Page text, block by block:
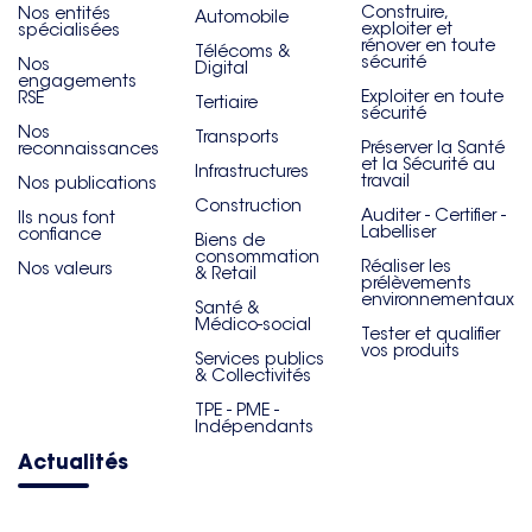
Nos entités
spécialisées
Nos
engagements
RSE
Nos
reconnaissances
Nos publications
Ils nous font
confiance
Nos valeurs
Automobile
Télécoms &
Digital
Tertiaire
Transports
Infrastructures
Construction
Biens de
consommation
& Retail
Santé &
Médico-social
Services publics
& Collectivités
TPE - PME -
Indépendants
Construire,
exploiter et
rénover en toute
sécurité
Exploiter en toute
sécurité
Préserver la Santé
et la Sécurité au
travail
Auditer - Certifier -
Labelliser
Réaliser les
prélèvements
environnementaux
Tester et qualifier
vos produits
Actualités